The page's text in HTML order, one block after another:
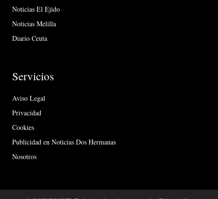
Noticias El Ejido
Noticias Melilla
Diario Ceuta
Servicios
Aviso Legal
Privacidad
Cookies
Publicidad en Noticias Dos Hermanas
Nosotros